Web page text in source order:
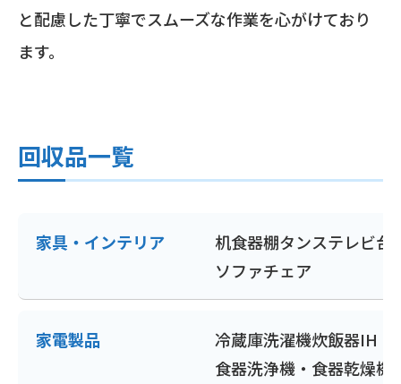
と配慮した丁寧でスムーズな作業を心がけており
ます。
回収品一覧
家具・インテリア 机食器棚タンステレビ台
ソファチェア
家電製品 冷蔵庫洗濯機炊飯器IH・
食器洗浄機・食器乾燥機